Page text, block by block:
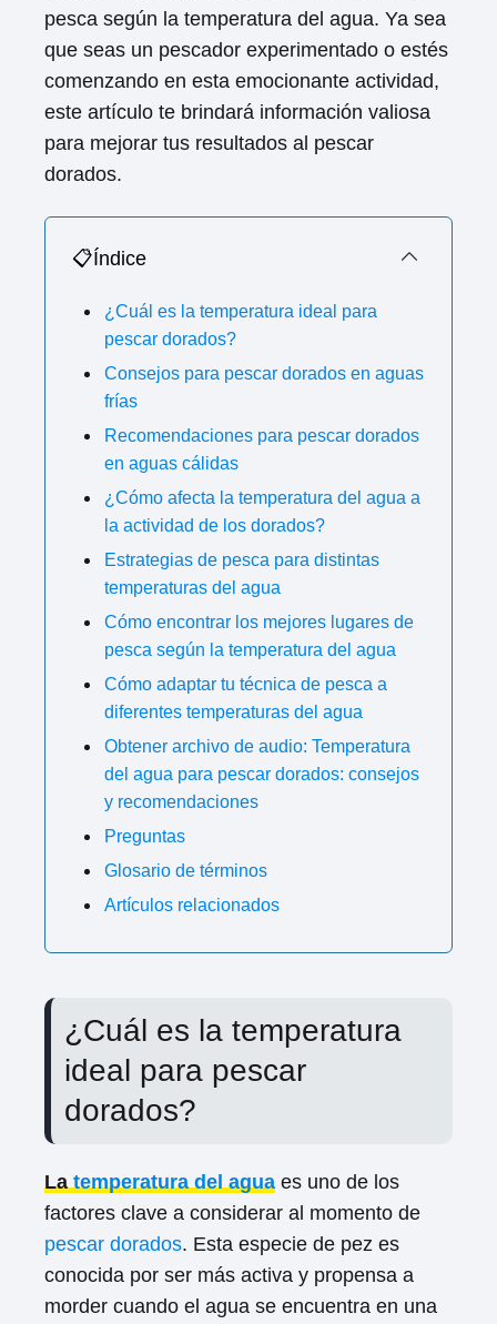
pesca según la temperatura del agua. Ya sea
que seas un pescador experimentado o estés
comenzando en esta emocionante actividad,
este artículo te brindará información valiosa
para mejorar tus resultados al pescar
dorados.
📋Índice
¿Cuál es la temperatura ideal para
pescar dorados?
Consejos para pescar dorados en aguas
frías
Recomendaciones para pescar dorados
en aguas cálidas
¿Cómo afecta la temperatura del agua a
la actividad de los dorados?
Estrategias de pesca para distintas
temperaturas del agua
Cómo encontrar los mejores lugares de
pesca según la temperatura del agua
Cómo adaptar tu técnica de pesca a
diferentes temperaturas del agua
Obtener archivo de audio: Temperatura
del agua para pescar dorados: consejos
y recomendaciones
Preguntas
Glosario de términos
Artículos relacionados
¿Cuál es la temperatura
ideal para pescar
dorados?
Latemperatura del agua es uno de los
factores clave a considerar al momento de
pescar dorados. Esta especie de pez es
conocida por ser más activa y propensa a
morder cuando el agua se encuentra en una